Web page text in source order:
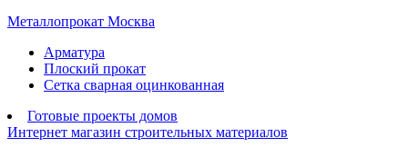
Металлопрокат Москва
Арматура
Плоский прокат
Сетка сварная оцинкованная
Готовые проекты домов
Интернет магазин строительных материалов